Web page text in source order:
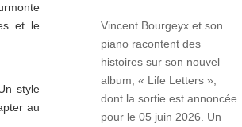
et le
style
au
Vincent Bourgeyx et son
piano racontent des
histoires sur son nouvel
album, « Life Letters »,
dont la sortie est annoncée
pour le 05 juin 2026. Un